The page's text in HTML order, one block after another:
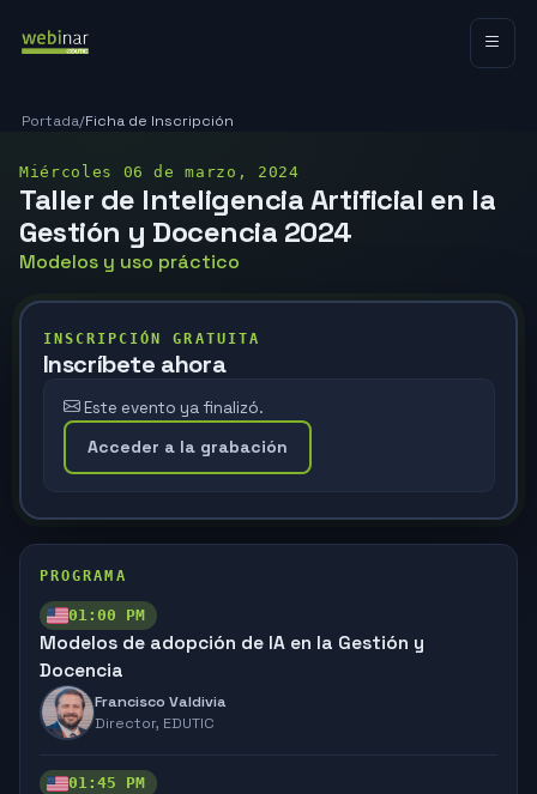
Portada/Ficha de Inscripción
Miércoles 06 de marzo, 2024
Taller de Inteligencia Artificial en la
Gestión y Docencia 2024
Modelos y uso práctico
INSCRIPCIÓN GRATUITA
Inscríbete ahora
Este evento ya finalizó.
Acceder a la grabación
PROGRAMA
01:00 PM
Modelos de adopción de IA en la Gestión y
Docencia
Francisco Valdivia
Director, EDUTIC
01:45 PM